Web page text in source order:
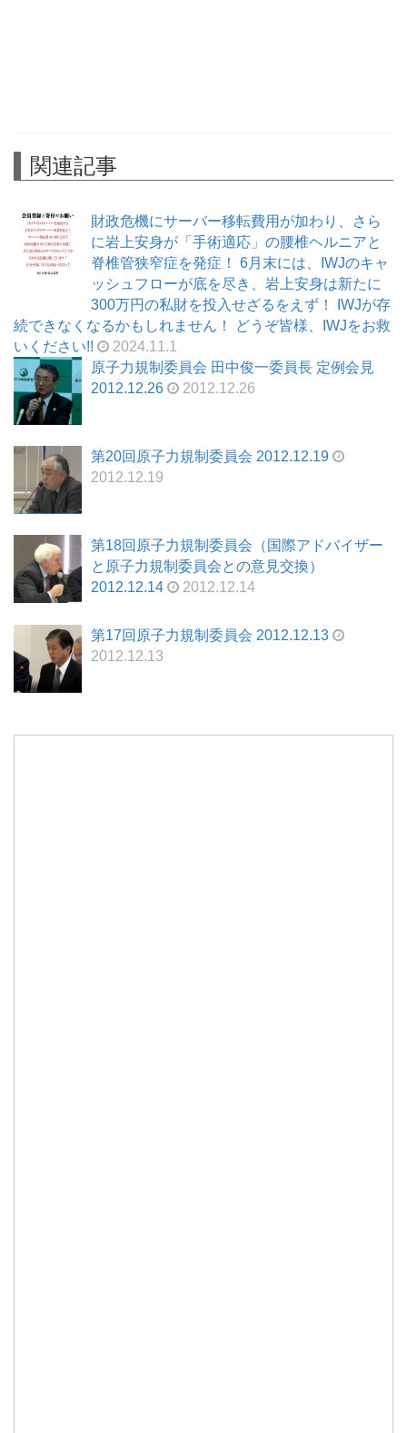
関連記事
財政危機にサーバー移転費用が加わり、さら
に岩上安身が「手術適応」の腰椎ヘルニアと
脊椎管狭窄症を発症！ 6月末には、IWJのキャ
ッシュフローが底を尽き、岩上安身は新たに
300万円の私財を投入せざるをえず！ IWJが存
続できなくなるかもしれません！ どうぞ皆様、IWJをお救
いください!!
2024.11.1
原子力規制委員会 田中俊一委員長 定例会見
2012.12.26
2012.12.26
第20回原子力規制委員会 2012.12.19
2012.12.19
第18回原子力規制委員会（国際アドバイザー
と原子力規制委員会との意見交換）
2012.12.14
2012.12.14
第17回原子力規制委員会 2012.12.13
2012.12.13